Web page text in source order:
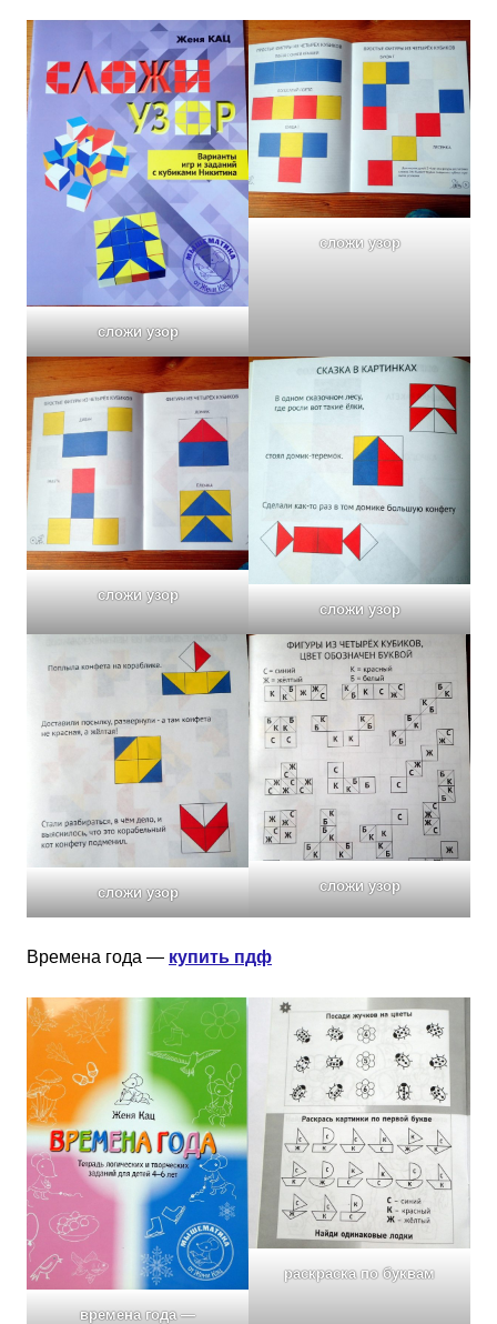
сложи узор
сложи узор
сложи узор
сложи узор
сложи узор сложи узор
Времена года — купить пдф
времена года —
раскраска по буквам